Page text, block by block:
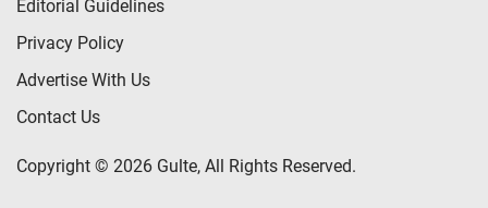
Editorial Guidelines
Privacy Policy
Advertise With Us
Contact Us
Copyright © 2026 Gulte, All Rights Reserved.